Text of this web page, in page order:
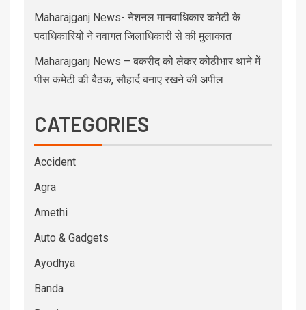
Maharajganj News- नेशनल मानवाधिकार कमेटी के
पदाधिकारियों ने नवागत जिलाधिकारी से की मुलाकात
Maharajganj News – बकरीद को लेकर कोठीभार थाने में
पीस कमेटी की बैठक, सौहार्द बनाए रखने की अपील
CATEGORIES
Accident
Agra
Amethi
Auto & Gadgets
Ayodhya
Banda